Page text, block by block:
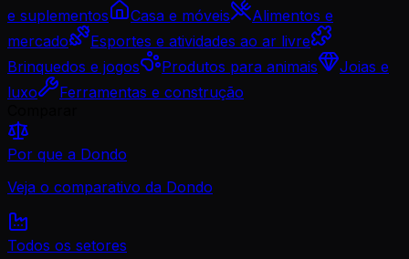
e suplementos
Casa e móveis
Alimentos e
mercado
Esportes e atividades ao ar livre
Brinquedos e jogos
Produtos para animais
Joias e
luxo
Ferramentas e construção
Por que a Dondo
Veja o comparativo da Dondo
Todos os setores